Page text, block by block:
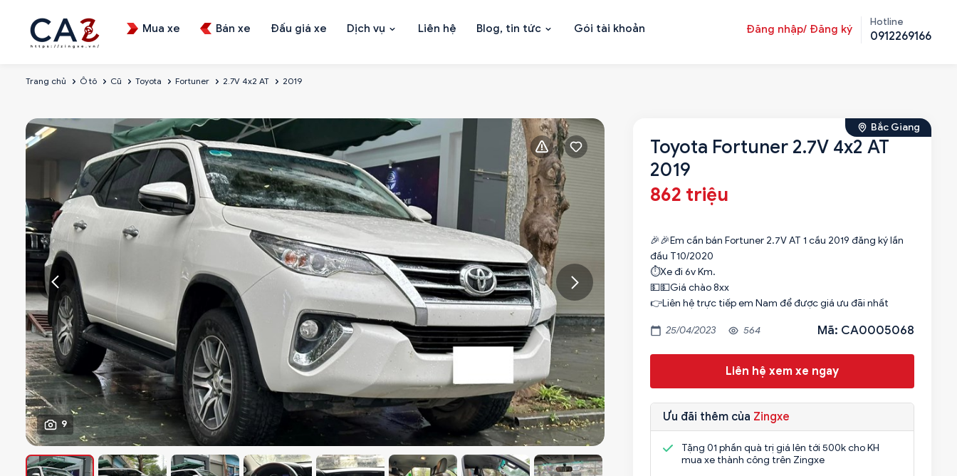
Mua xe Bán xe Đấu giá xe Dịch vụ Liên hệ Blog, tin tức Gói tài khoản Đăng nhập/ Đăng ký
Hotline
0912269166
Trang chủ Ô tô Cũ Toyota Fortuner 2.7V 4x2 AT 2019
9
Bắc Giang
Toyota Fortuner 2.7V 4x2 AT
2019
862 triệu
🎉🎉Em cần bán Fortuner 2.7V AT 1 cầu 2019 đăng ký lần
đầu T10/2020
⏱️Xe đi 6v Km.
💵💵Giá chào 8xx
25/04/2023 564 Mã: CA0005068
Liên hệ xem xe ngay
Ưu đãi thêm của Zingxe
Tặng 01 phần quà trị giá lên tới 500k cho KH
mua xe thành công trên Zingxe